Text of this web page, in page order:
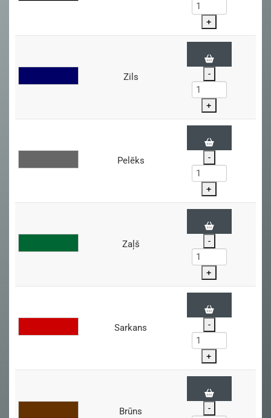
+
Zils -
+
Pelēks -
+
Zaļš -
+
Sarkans -
+
Brūns -